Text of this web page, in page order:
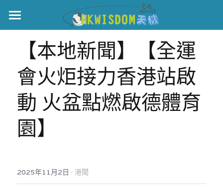
主頁
世界盃
伊美戰爭
黎智英案
正本清源•黎智英案
宏福火災
宏福苑聽證會
中國
【本地新聞】【全運
會火炬接力香港站啟
動 火盆點燃啟德體育
園】
2025年11月2日 · 港聞